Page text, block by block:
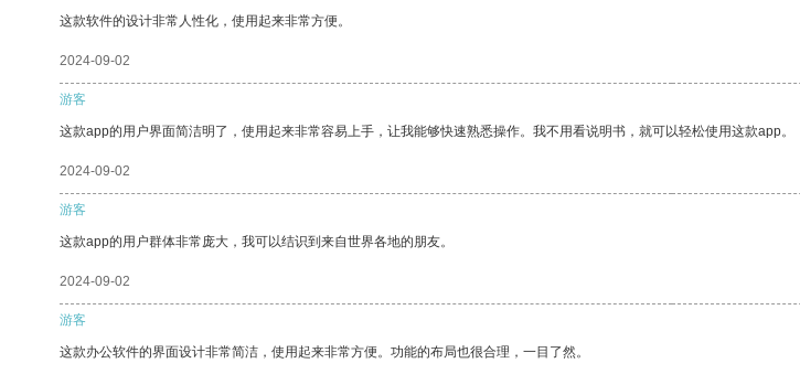
这款软件的设计非常人性化，使用起来非常方便。
2024-09-02
游客
这款app的用户界面简洁明了，使用起来非常容易上手，让我能够快速熟悉操作。我不用看说明书，就可以轻松使用这款app。
2024-09-02
游客
这款app的用户群体非常庞大，我可以结识到来自世界各地的朋友。
2024-09-02
游客
这款办公软件的界面设计非常简洁，使用起来非常方便。功能的布局也很合理，一目了然。